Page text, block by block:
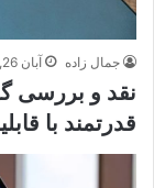
جمال زاده آبان 26, 1402
قدرتمند با